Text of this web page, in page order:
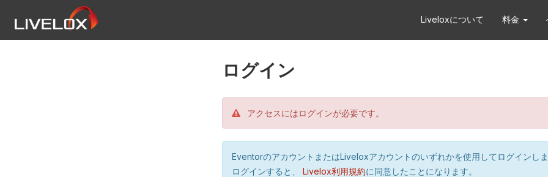
Liveloxについて 料金
ログイン
アクセスにはログインが必要です。
EventorのアカウントまたはLiveloxアカウントのいずれかを使用してログインし
ログインすると、
Livelox利用規約に同意したことになります。